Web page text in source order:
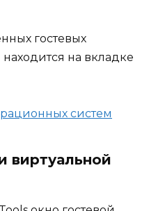
гостевых
на вкладке
виртуальной